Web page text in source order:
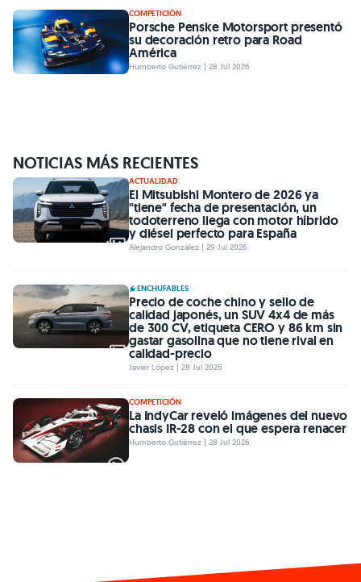
COMPETICIÓN
Porsche Penske Motorsport presentó
su decoración retro para Road
América
Humberto Gutiérrez | 28 Jul 2026
NOTICIAS MÁS RECIENTES
ACTUALIDAD
El Mitsubishi Montero de 2026 ya
"tiene" fecha de presentación, un
todoterreno llega con motor híbrido
y diésel perfecto para España
Alejandro González | 29 Jul 2026
ENCHUFABLES
Precio de coche chino y sello de
calidad japonés, un SUV 4x4 de más
de 300 CV, etiqueta CERO y 86 km sin
gastar gasolina que no tiene rival en
calidad-precio
Javier López | 28 Jul 2026
COMPETICIÓN
La IndyCar reveló imágenes del nuevo
chasis IR-28 con el que espera renacer
Humberto Gutiérrez | 28 Jul 2026